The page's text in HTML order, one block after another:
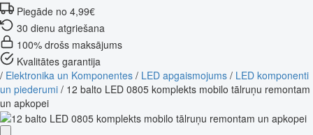
Piegāde no 4,99€
30 dienu atgriešana
100% drošs maksājums
Kvalitātes garantija
/ Elektronika un Komponentes / LED apgaismojums / LED komponenti
un piederumi / 12 balto LED 0805 komplekts mobilo tālruņu remontam
un apkopei